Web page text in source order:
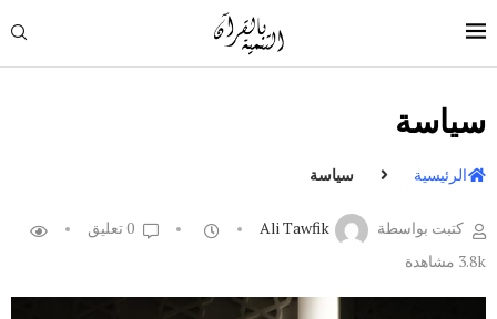
سياسة
الرئيسية سياسة
كتبت بواسطة Ali Tawfik
3.8k مشاهدة